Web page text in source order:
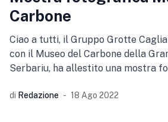
Carbone
Ciao a tutti, il Gruppo Grotte
con il Museo del Carbone della
Serbariu, ha allestito una mostra
di Redazione 18 Ago 2022